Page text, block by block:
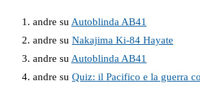
andre su Autoblinda AB41
andre su Nakajima Ki-84 Hayate
andre su Autoblinda AB41
andre su Quiz: il Pacifico e la guerra